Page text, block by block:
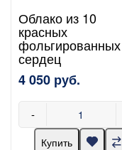
Облако из 10
красных
фольгированных
сердец
4 050 руб.
-
Купить